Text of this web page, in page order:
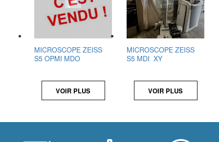
MICROSCOPE ZEISS
S5 OPMI MDO
VOIR PLUS
MICROSCOPE ZEISS
S5 MDI XY
VOIR PLUS